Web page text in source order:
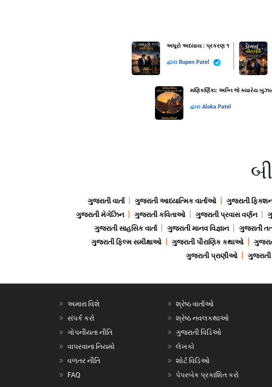
અધૂરો અધ્યાય : પ્રકરણ ૧
દ્વારા Rupen Patel
મણિકર્ણિકા: અગ્નિ જે ક્યારેય
દ્વારા Aloka Patel
ગુજરાતી વાર્તા ગુજરાતી આધ્યાત્મિક વાર્તાઓ ગુજરાતી ફિક્શન
ગુજરાતી મેગેઝિન
ગુજરાતી કવિતાઓ ગુજરાતી પ્રવાસ વર્ણન
ગુજરાતી સાહસિક વાર્તા
ગુજરાતી માનવ વિજ્ઞાન ગુજરાતી
ગુજરાતી ફિલ્મ સમીક્ષાઓ
ગુજરાતી પૌરાણિક કથાઓ
ગુજરાતી પ્રાણીઓ
અમારા વિશે
સંપર્ક કરો
ગોપનીયતા નીતિ
વાપરવાના નિયમો
વળતર નીતિ
FAQ
શ્રેષ્ઠ વાર્તાઓ
શ્રેષ્ઠ નવલકથાઓ
ગુજરાતી વિડિઓ
લેખકો
શોર્ટ વિડિઓ
પેપરબેક પ્રકાશિત કરો